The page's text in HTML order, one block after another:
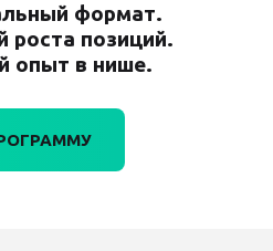
формат.
роста позиций.
опыт в нише.